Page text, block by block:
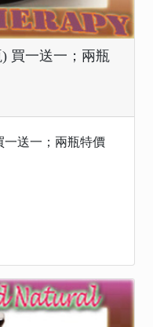
買一送一；兩瓶
一送一；兩瓶特價